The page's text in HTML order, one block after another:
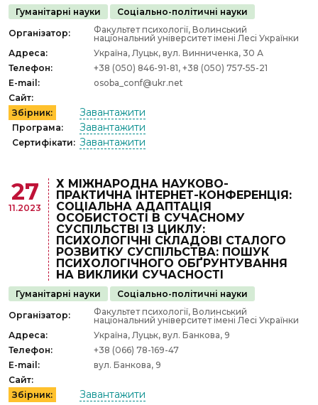
Гуманітарні науки
Соціально-політичні науки
Організатор:
Факультет психології, Волинський
національний університет імені Лесі Українки
Адреса:
Україна, Луцьк, вул. Винниченка, 30 А
Телефон:
+38 (050) 846-91-81, +38 (050) 757-55-21
E-mail:
osoba_conf@ukr.net
Сайт:
Збірник:
Завантажити
Програма: Завантажити
Сертифікати: Завантажити
27
11.2023
Х МІЖНАРОДНА НАУКОВО-
ПРАКТИЧНА ІНТЕРНЕТ-КОНФЕРЕНЦІЯ:
СОЦІАЛЬНА АДАПТАЦІЯ
ОСОБИСТОСТІ В СУЧАСНОМУ
СУСПІЛЬСТВІ ІЗ ЦИКЛУ:
ПСИХОЛОГІЧНІ СКЛАДОВІ СТАЛОГО
РОЗВИТКУ СУСПІЛЬСТВА: ПОШУК
ПСИХОЛОГІЧНОГО ОБҐРУНТУВАННЯ
НА ВИКЛИКИ СУЧАСНОСТІ
Гуманітарні науки
Соціально-політичні науки
Організатор:
Факультет психології, Волинський
національний університет імені Лесі Українки
Адреса:
Україна, Луцьк, вул. Банкова, 9
Телефон:
+38 (066) 78-169-47
E-mail:
вул. Банкова, 9
Сайт:
Збірник:
Завантажити